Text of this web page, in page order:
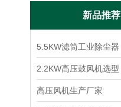
新品推荐
5.5KW滤筒工业除尘器
2.2KW高压鼓风机选型
高压风机生产厂家